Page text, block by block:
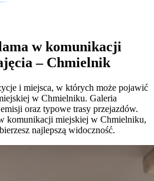
w komunikacji
– Chmielnik
i miejsca, w których może pojawić
w Chmielniku. Galeria
oraz typowe trasy przejazdów.
komunikacji miejskiej w Chmielniku,
najlepszą widoczność.